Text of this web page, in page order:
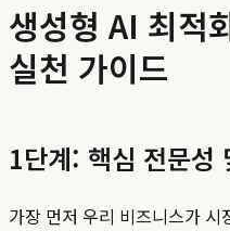
생성형 AI 최적
실천 가이드
1단계: 핵심 전문성
가장 먼저 우리 비즈니스가